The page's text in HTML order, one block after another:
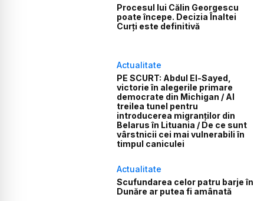
Procesul lui Călin Georgescu
poate începe. Decizia Înaltei
Curți este definitivă
Actualitate
PE SCURT: Abdul El-Sayed,
victorie în alegerile primare
democrate din Michigan / Al
treilea tunel pentru
introducerea migranților din
Belarus în Lituania / De ce sunt
vârstnicii cei mai vulnerabili în
timpul caniculei
Actualitate
Scufundarea celor patru barje în
Dunăre ar putea fi amânată